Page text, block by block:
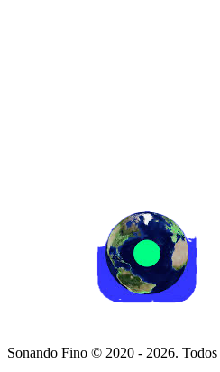
Sonando Fino © 2020 - 2026. Todos